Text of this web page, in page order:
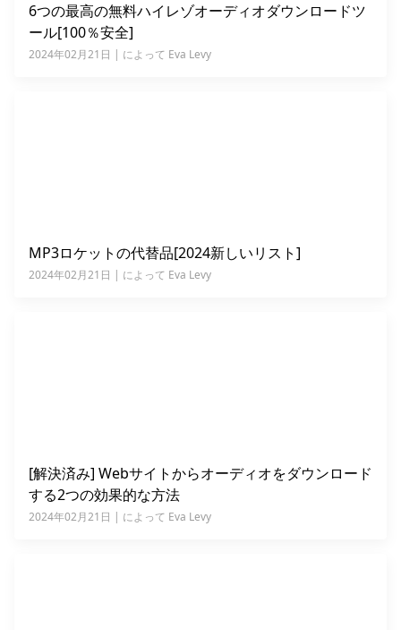
6つの最高の無料ハイレゾオーディオダウンロードツ
ール[100％安全]
2024年02月21日 | によって Eva Levy
MP3ロケットの代替品[2024新しいリスト]
2024年02月21日 | によって Eva Levy
[解決済み] Webサイトからオーディオをダウンロード
する2つの効果的な方法
2024年02月21日 | によって Eva Levy